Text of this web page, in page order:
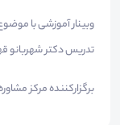
وبینار آموزشی با
تدریس دکتر شهربانو
برگزارکننده مرکز